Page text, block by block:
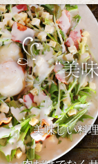
美味しい料